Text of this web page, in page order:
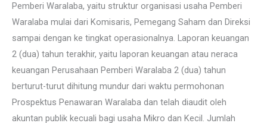
Pemberi Waralaba, yaitu struktur organisasi usaha Pemberi
Waralaba mulai dari Komisaris, Pemegang Saham dan Direksi
sampai dengan ke tingkat operasionalnya. Laporan keuangan
2 (dua) tahun terakhir, yaitu laporan keuangan atau neraca
keuangan Perusahaan Pemberi Waralaba 2 (dua) tahun
berturut-turut dihitung mundur dari waktu permohonan
Prospektus Penawaran Waralaba dan telah diaudit oleh
akuntan publik kecuali bagi usaha Mikro dan Kecil. Jumlah